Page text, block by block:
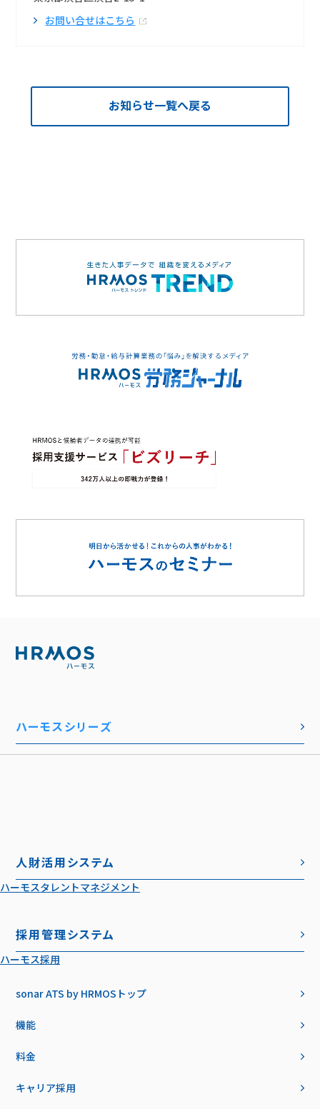
お問い合せはこちら
お知らせ一覧へ戻る
ハーモスシリーズ
人財活用システム
ハーモスタレントマネジメント
採用管理システム
ハーモス採用
sonar ATS by HRMOS トップ
機能
料金
キャリア採用